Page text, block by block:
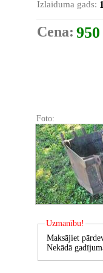
Izlaiduma gads:
Cena:
Foto:
Uzmanību!
Maksājiet
Nekādā